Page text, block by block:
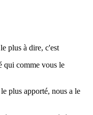
plus à dire, c'est
qui comme vous le
plus apporté, nous a le